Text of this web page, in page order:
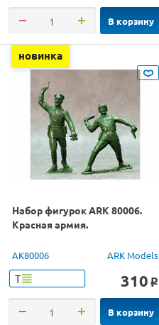
В корзину
новинка
Набор фигурок ARK 80006.
Красная армия.
AK80006 ARK Models
Т 310 o
В корзину